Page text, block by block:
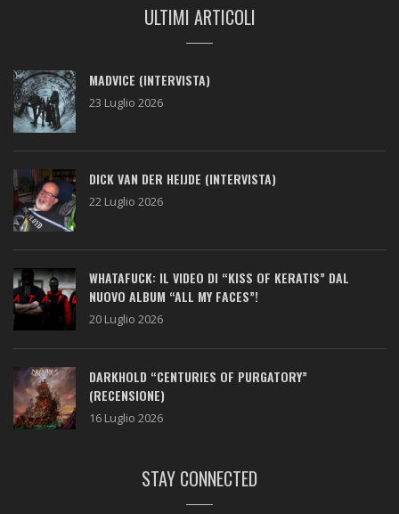
ULTIMI ARTICOLI
MADVICE (INTERVISTA)
23 Luglio 2026
DICK VAN DER HEIJDE (INTERVISTA)
22 Luglio 2026
WHATAFUCK: IL VIDEO DI “KISS OF KERATIS” DAL
NUOVO ALBUM “ALL MY FACES”!
20 Luglio 2026
DARKHOLD “CENTURIES OF PURGATORY”
(RECENSIONE)
16 Luglio 2026
STAY CONNECTED